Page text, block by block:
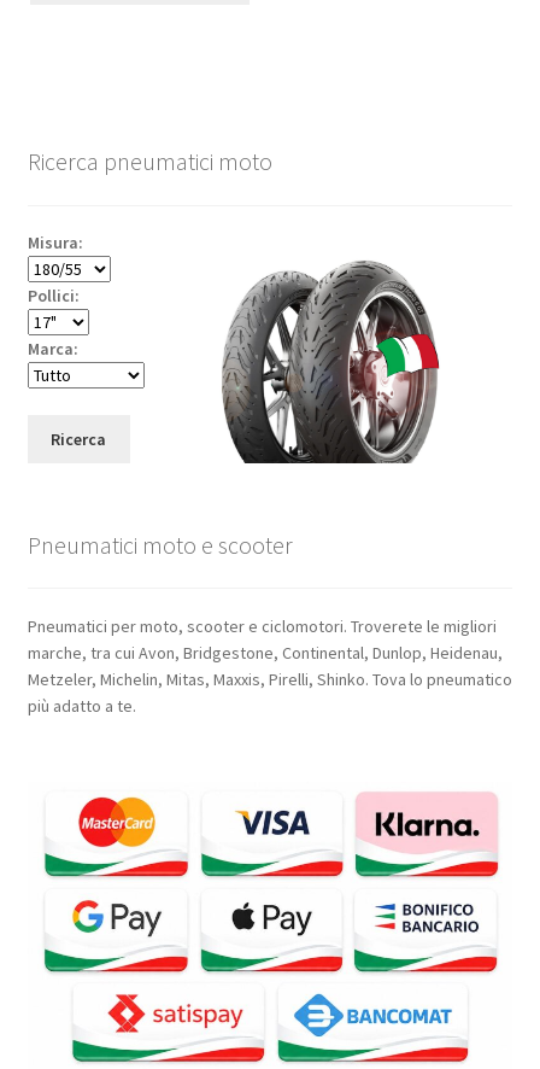
Ricerca pneumatici moto
Misura:
Pollici:
Marca:
Ricerca
Pneumatici moto e scooter
Pneumatici per moto, scooter e ciclomotori. Troverete le migliori
marche, tra cui Avon, Bridgestone, Continental, Dunlop, Heidenau,
Metzeler, Michelin, Mitas, Maxxis, Pirelli, Shinko. Tova lo pneumatico
più adatto a te.